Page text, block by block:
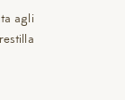
agli